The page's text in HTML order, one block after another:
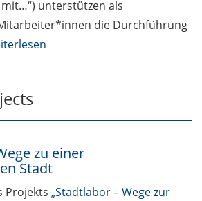
unterstützen als
die Durchführung
zu einer
Stadt
Projekts „Stadtlabor – Wege zur